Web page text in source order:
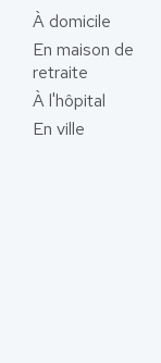
À domicile
En maison de
retraite
À l'hôpital
En ville